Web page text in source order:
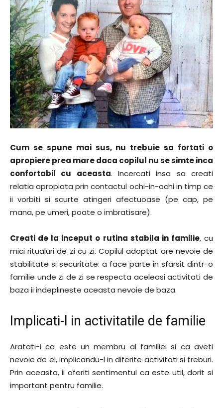
Cum se spune mai sus, nu trebuie sa fortati o
apropiere prea mare daca copilul nu se simte inca
confortabil cu aceasta. Incercati insa sa creati
relatia apropiata prin contactul ochi-in-ochi in timp ce
ii vorbiti si scurte atingeri afectuoase (pe cap, pe
mana, pe umeri, poate o imbratisare).
Creati de la inceput o rutina stabila in familie, cu
mici ritualuri de zi cu zi. Copilul adoptat are nevoie de
stabilitate si securitate: a face parte in sfarsit dintr-o
familie unde zi de zi se respecta aceleasi activitati de
baza ii indeplineste aceasta nevoie de baza.
Implicati-l in activitatile de familie
Aratati-i ca este un membru al familiei si ca aveti
nevoie de el, implicandu-l in diferite activitati si treburi.
Prin aceasta, ii oferiti sentimentul ca este util, dorit si
important pentru familie.